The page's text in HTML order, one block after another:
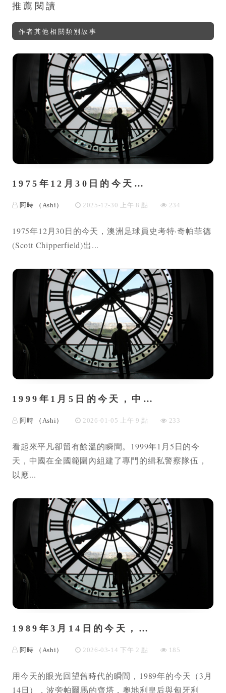
推薦閱讀
作者其他相關類別故事
1975年12月30日的今天…
阿時 （Ashi） 2025-12-30 上午 8 點 234
1975年12月30日的今天，澳洲足球員史考特·奇帕菲德
(Scott Chipperfield)出...
1999年1月5日的今天，中…
阿時 （Ashi） 2026-01-05 上午 9 點 233
看起來平凡卻留有餘溫的瞬間。1999年1月5日的今
天，中國在全國範圍內組建了專門的緝私警察隊伍，
以應...
1989年3月14日的今天，…
阿時 （Ashi） 2026-03-14 下午 2 點 185
用今天的眼光回望舊時代的瞬間，1989年的今天（3月
14日），波旁帕爾馬的齊塔，奧地利皇后與匈牙利